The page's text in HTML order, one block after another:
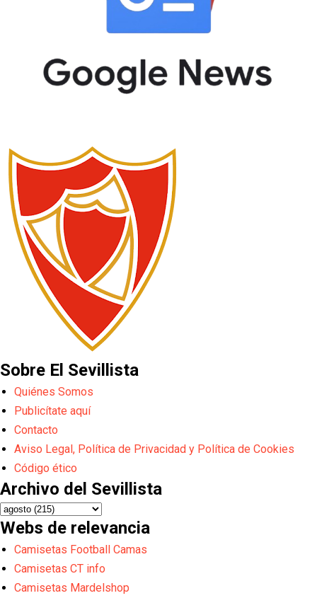
Sobre El Sevillista
Quiénes Somos
Publicítate aquí
Contacto
Aviso Legal, Política de Privacidad y Política de Cookies
Código ético
Archivo del Sevillista
Webs de relevancia
Camisetas Football Camas
Camisetas CT info
Camisetas Mardelshop